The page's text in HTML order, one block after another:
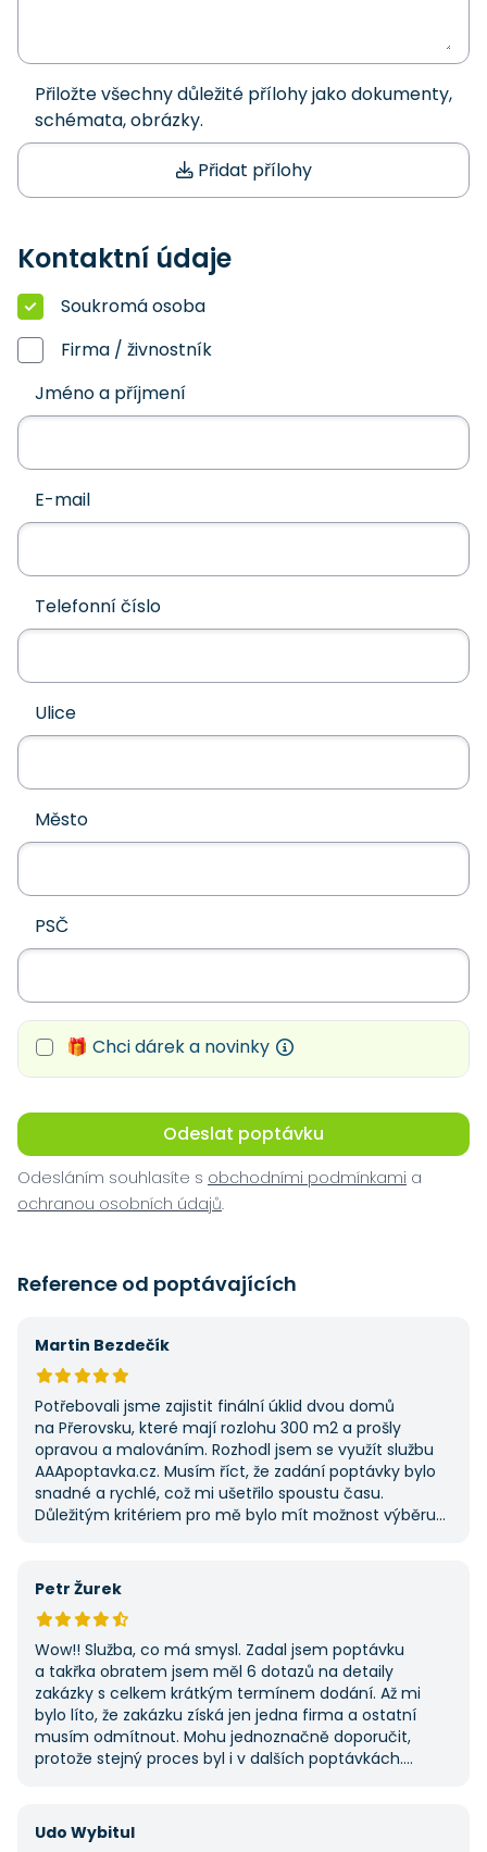
Přiložte všechny důležité přílohy jako dokumenty,
schémata, obrázky.
Přidat přílohy
Kontaktní údaje
Soukromá osoba
Firma / živnostník
Jméno a příjmení
E-mail
Telefonní číslo
Ulice
Město
PSČ
🎁 Chci dárek a novinky
Odeslat poptávku
Odesláním souhlasíte s obchodními podmínkami a
ochranou osobních údajů.
Reference od poptávajících
Martin Bezdečík
Potřebovali jsme zajistit finální úklid dvou domů
na Přerovsku, které mají rozlohu 300 m2 a prošly
opravou a malováním. Rozhodl jsem se využít službu
AAApoptavka.cz. Musím říct, že zadání poptávky bylo
snadné a rychlé, což mi ušetřilo spoustu času.
Důležitým kritériem pro mě bylo mít možnost výběru
první, ale se službou jsem byl spokojený, protože mi
a příště jejich službu využiji znovu.
Petr Žurek
Wow!! Služba, co má smysl. Zadal jsem poptávku
a takřka obratem jsem měl 6 dotazů na detaily
zakázky s celkem krátkým termínem dodání. Až mi
bylo líto, že zakázku získá jen jedna firma a ostatní
musím odmítnout. Mohu jednoznačně doporučit,
protože stejný proces byl i v dalších poptávkách.
Udo Wybitul